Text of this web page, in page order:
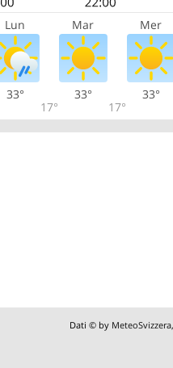
Lun Mar Mer
33°
17°
33°
17°
33°
Dati © by MeteoSvizzera